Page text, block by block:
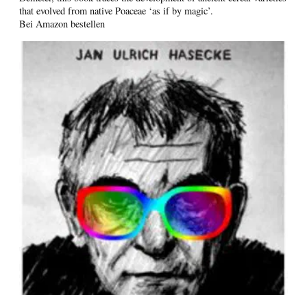
that evolved from native Poaceae ‘as if by magic’.
Bei Amazon bestellen